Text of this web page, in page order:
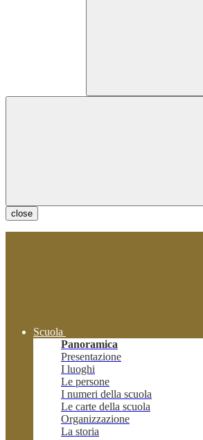
close
Scuola
Panoramica
Presentazione
I luoghi
Le persone
I numeri della scuola
Le carte della scuola
Organizzazione
La storia